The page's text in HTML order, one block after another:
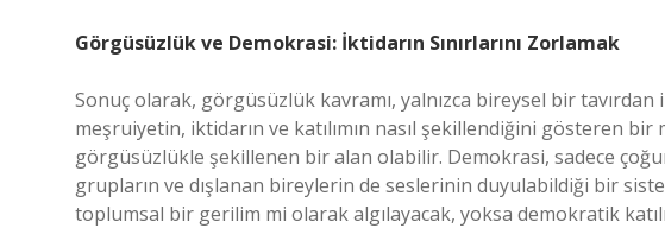
Görgüsüzlük ve Demokrasi: İktidarın Sınırlarını Zorlamak
Sonuç olarak, görgüsüzlük kavramı, yalnızca bireysel bir
meşruiyetin, iktidarın ve katılımın nasıl şekillendiğini gösteren
görgüsüzlükle şekillenen bir alan olabilir. Demokrasi, sadece
grupların ve dışlanan bireylerin de seslerinin duyulabildiği bir
toplumsal bir gerilim mi olarak algılayacak, yoksa demokratik